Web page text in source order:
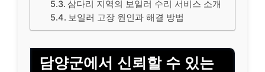
삼다리 지역의 보일러 수리 서비스 소개
보일러 고장 원인과 해결 방법
담양군에서 신뢰할 수 있는